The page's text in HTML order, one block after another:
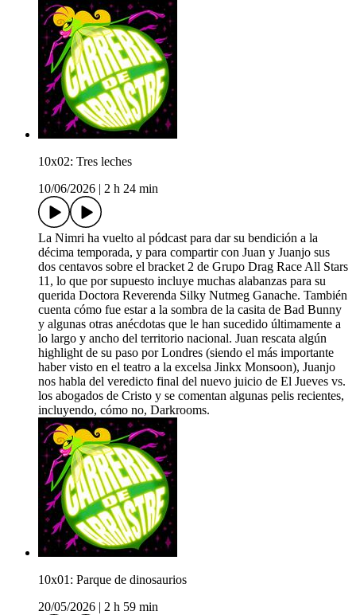
10x02: Tres leches
10/06/2026
2 h 24 min
La Nimri ha vuelto al pódcast para dar su bendición a la
décima temporada, y para compartir con Juan y Juanjo sus
dos centavos sobre el bracket 2 de Grupo Drag Race All Stars
11, lo que por supuesto incluye muchas alabanzas para su
querida Doctora Reverenda Silky Nutmeg Ganache. También
cuenta cómo fue estar a la sombra de la casita de Bad Bunny
y algunas otras anécdotas que le han sucedido últimamente a
lo largo y ancho del territorio nacional. Juan rescata algún
highlight de su paso por Londres (siendo el más importante
haber visto en el teatro a la excelsa Jinkx Monsoon), Juanjo
nos habla del veredicto final del nuevo juicio de El Jueves vs.
los abogados de Cristo y se comentan algunas pelis recientes,
incluyendo, cómo no, Darkrooms.
10x01: Parque de dinosaurios
20/05/2026
2 h 59 min